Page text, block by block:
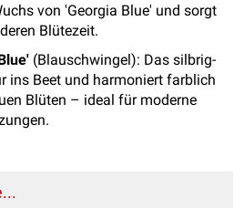
von 'Georgia Blue' und sorgt
Blütezeit.
(Blauschwingel): Das silbrig-
ins Beet und harmoniert farblich
Blüten – ideal für moderne